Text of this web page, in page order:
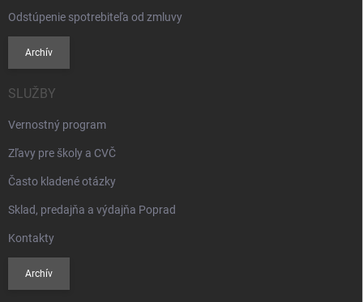
Odstúpenie spotrebiteľa od zmluvy
Archív
SLUŽBY
Vernostný program
Zľavy pre školy a CVČ
Často kladené otázky
Sklad, predajňa a výdajňa Poprad
Kontakty
Archív